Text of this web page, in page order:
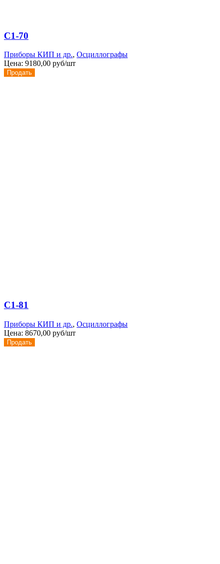
С1-70
Приборы КИП и др., Осциллографы
Цена: 9180,00 руб/шт
Продать
С1-81
Приборы КИП и др., Осциллографы
Цена: 8670,00 руб/шт
Продать